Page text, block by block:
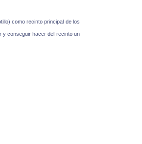
como recinto principal de los
y conseguir hacer del recinto un